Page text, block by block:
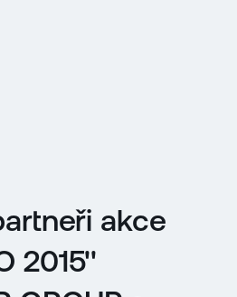
akce
2015''